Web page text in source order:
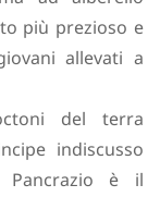
più prezioso e
allevati a
del terra
indiscusso
Pancrazio è il